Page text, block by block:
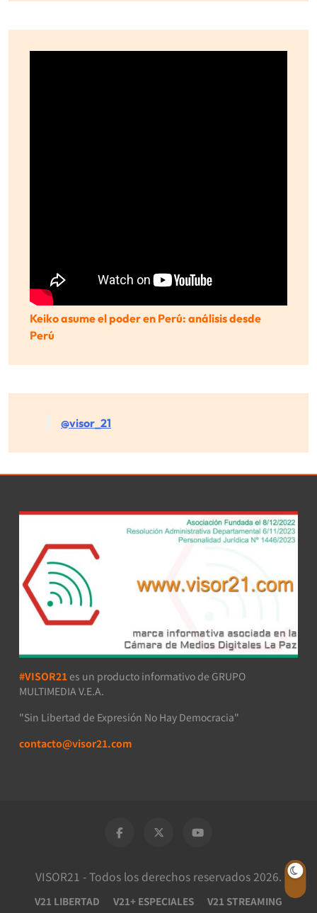
Keiko asume el poder en Perú: análisis desde
Perú
@visor_21
#VISOR21 es un producto informativo de GRUPO
MULTIMEDIA V.E.A.
"Sin Libertad de Expresión No Hay Democracia"
contacto@visor21.com
VISOR21 - Todos los derechos reservados 2026.
V21 LIBERTAD V21+ ESPECIALES
V21 STREAMING